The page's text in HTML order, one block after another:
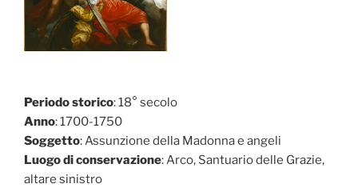
Periodo storico: 18° secolo
Anno: 1700-1750
Soggetto: Assunzione della Madonna e angeli
Luogo di conservazione: Arco, Santuario delle Grazie,
altare sinistro